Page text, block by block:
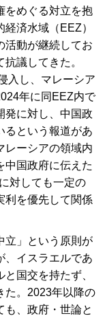
をめぐる対立を抱
経済水域（ EEZ）
活動が継続してお
議してきた。
入し、マレーシア
年に同 EEZ内で
発に対し、中国政
るという報道があ
レーシアの領域内
中国政府に伝えた
対しても一定の
利を優先して関係
立」という原則が
、イスラエルであ
国交を持たず、
た。2023年以降の
も、政府・世論と